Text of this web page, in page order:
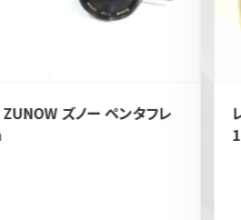
ズノー ペンタフレ